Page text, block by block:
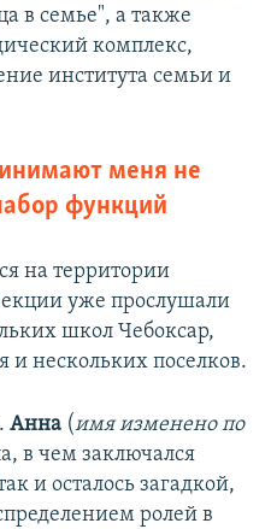
в семье", а также
комплекс,
института семьи и
меня не
функций
на территории
уже прослушали
школ Чебоксар,
и нескольких поселков.
Анна (имя изменено по
в чем заключался
и осталось загадкой,
ролей в